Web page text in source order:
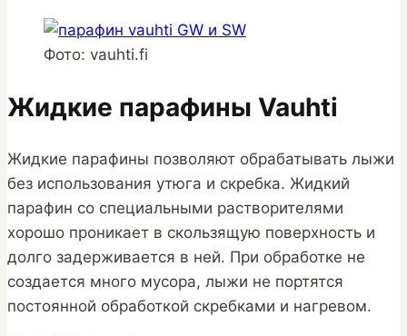
Фото: vauhti.fi
Жидкие парафины Vauhti
Жидкие парафины позволяют обрабатывать лыжи
без использования утюга и скребка. Жидкий
парафин со специальными растворителями
хорошо проникает в скользящую поверхность и
долго задерживается в ней. При обработке не
создается много мусора, лыжи не портятся
постоянной обработкой скребками и нагревом.